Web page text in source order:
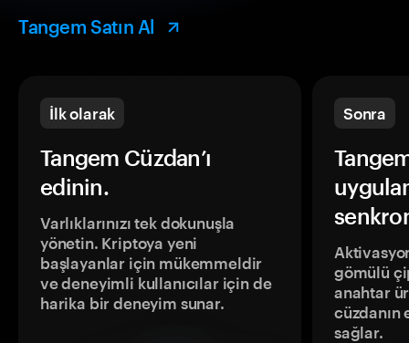
Tangem Satın Al
İlk olarak
Tangem Cüzdan’ı
edinin.
Varlıklarınızı tek dokunuşla
yönetin. Kriptoya yeni
başlayanlar için mükemmeldir
ve deneyimli kullanıcılar için de
harika bir deneyim sunar.
Sonra
gömülü
anahtar
sağlar.